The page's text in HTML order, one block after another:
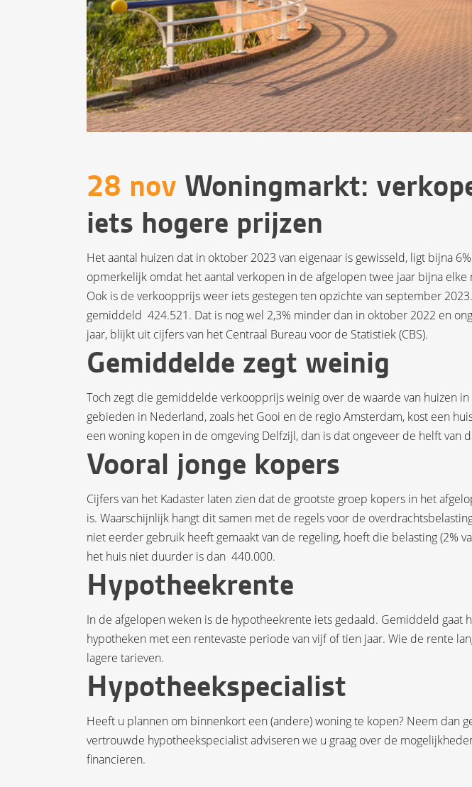
28 nov Woningmarkt:
iets hogere prijzen
Het aantal huizen dat in oktober 2023 van eigenaar is gewisseld, ligt bijna
opmerkelijk omdat het aantal verkopen in de afgelopen twee jaar bijna elke
Ook is de verkoopprijs weer iets gestegen ten opzichte van september
gemiddeld  424.521. Dat is nog wel 2,3% minder dan in oktober 2022 en
jaar, blijkt uit cijfers van het Centraal Bureau voor de Statistiek (CBS).
Gemiddelde zegt weinig
Toch zegt die gemiddelde verkoopprijs weinig over de waarde van huizen
gebieden in Nederland, zoals het Gooi en de regio Amsterdam, kost een
een woning kopen in de omgeving Delfzijl, dan is dat ongeveer de helft van
Vooral jonge kopers
Cijfers van het Kadaster laten zien dat de grootste groep kopers in het
is. Waarschijnlijk hangt dit samen met de regels voor de
niet eerder gebruik heeft gemaakt van de regeling, hoeft die belasting (2%
het huis niet duurder is dan  440.000.
Hypotheekrente
In de afgelopen weken is de hypotheekrente iets gedaald. Gemiddeld gaat
hypotheken met een rentevaste periode van vijf of tien jaar. Wie de rente
lagere tarieven.
Hypotheekspecialist
Heeft u plannen om binnenkort een (andere) woning te kopen? Neem dan
vertrouwde hypotheekspecialist adviseren we u graag over de
financieren.